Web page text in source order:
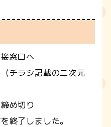
窓口へ
チラシ記載の二次元
め切り
終了しました。